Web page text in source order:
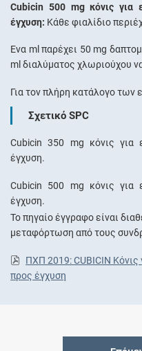
Cubicin 500 mg κόνις για
έγχυση: Kάθε φιαλίδιο
Ένα ml παρέχει 50 mg
ml διαλύματος χλωριούχου
Για τον πλήρη κατάλογο
Σχετικό SPC
Cubicin 350 mg κόνις για
έγχυση.
Cubicin 500 mg κόνις για
έγχυση.
Το πηγαίο έγγραφο είναι
μεταφόρτωση από τους
ΠΧΠ 2019: CUBICIN Κόνις
προς έγχυση